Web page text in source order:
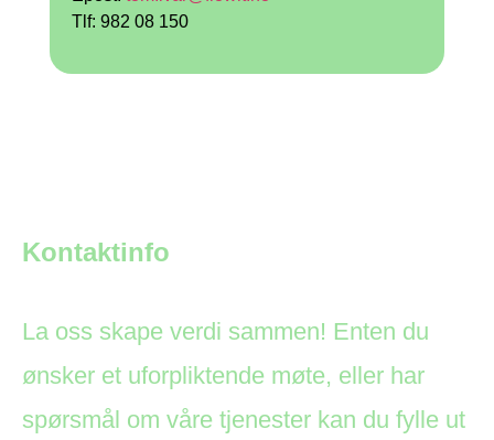
Tlf: 982 08 150
Kontaktinfo
La oss skape verdi sammen! Enten du
ønsker et uforpliktende møte, eller har
spørsmål om våre tjenester kan du fylle ut